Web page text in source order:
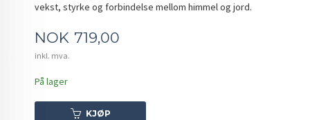
vekst, styrke og forbindelse mellom himmel og jord.
Pris
NOK 719,00
inkl. mva.
På lager
KJØP